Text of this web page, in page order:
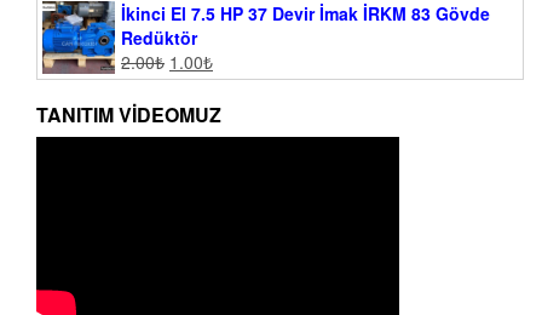
İkinci El 7.5 HP 37 Devir İmak İRKM 83 Gövde
Redüktör
2.00₺ 1.00₺
TANITIM VIDEOMUZ